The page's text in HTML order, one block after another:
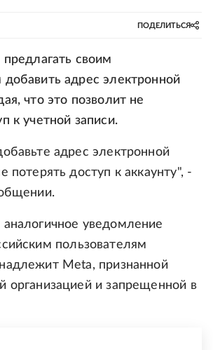
ПОДЕЛИТЬСЯ
своим
добавить адрес электронной
что это позволит не
к учетной записи.
адрес электронной
потерять доступ к аккаунту", -
уведомление
пользователям
Metа, признанной
организацией и запрещенной в